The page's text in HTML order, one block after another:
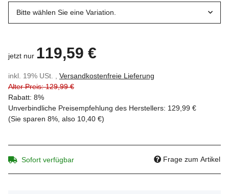
Bitte wählen Sie eine Variation.
jetzt nur 119,59 €
inkl. 19% USt. , Versandkostenfreie Lieferung
Alter Preis: 129,99 €
Rabatt: 8%
Unverbindliche Preisempfehlung des Herstellers: 129,99 €
(Sie sparen 8% , also 10,40 €)
Sofort verfügbar Frage zum Artikel